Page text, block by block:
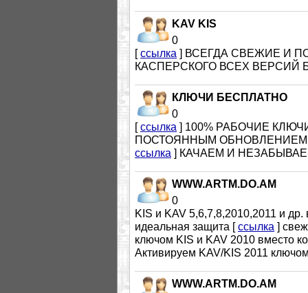
KAV KIS
0
[ссылка ] ВСЕГДА СВЕЖИЕ И
КАСПЕРСКОГО ВСЕХ ВЕРСИЙ
КЛЮЧИ БЕСПЛАТНО
0
[ссылка ] 100% РАБОЧИЕ
ПОСТОЯННЫМ
ссылка ] КАЧАЕМ И
WWW.ARTM.DO.AM
0
KIS и KAV 5,6,7,8,2010,2011 и
идеальная защита [ссылка ]
ключом KIS и KAV 2010 вместо
Активируем KAV/KIS 2011
WWW.ARTM.DO.AM